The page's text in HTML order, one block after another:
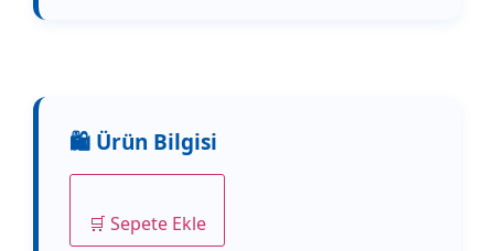
🛒 Sepete Ekle